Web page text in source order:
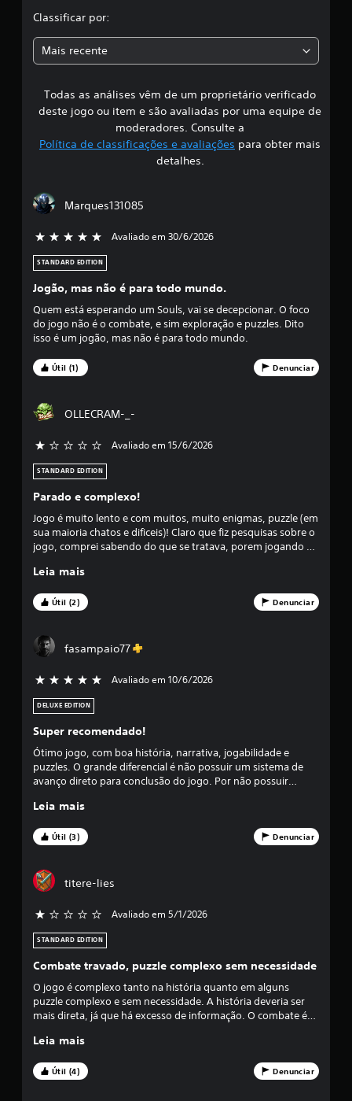
a
s
s
ã
o
m
f
o
d
s
r
e
m
m
Classificar por:
Mais recente
Todas as análises vêm de um proprietário verificado
deste jogo ou item e são avaliadas por uma equipe de
moderadores. Consulte a
Política de classificações e avaliações para obter mais
detalhes.
Marques131085
5 estrelas de 5 Avaliado em 30/6/2026
STANDARD EDITION
Jogão, mas não é para todo mundo.
Quem está esperando um Souls, vai se decepcionar. O foco
do jogo não é o combate, e sim exploração e puzzles. Dito
isso é um jogão, mas não é para todo mundo.
Útil (1) Denunciar
OLLECRAM-_-
Avaliado em 15/6/2026
STANDARD EDITION
Parado e complexo!
Jogo é muito lento e com muitos, muito enigmas, puzzle (em
sua maioria chatos e dificeis)! Claro que fiz pesquisas sobre o
jogo, comprei sabendo do que se tratava, porem jogando é
zerar.... desinstalei e olhe que ja estava beeem adiantado na
estressar!
Leia mais
Útil (2) Denunciar
fasampaio77
5 estrelas de 5 Avaliado em 10/6/2026
DELUXE EDITION
Super recomendado!
Ótimo jogo, com boa história, narrativa, jogabilidade e
puzzles. O grande diferencial é não possuir um sistema de
avanço direto para conclusão do jogo. Por não possuir
história, o que deixa o jogo mais imersivo. Ou seja, é
narrativa do game. Não foi feito para pessoas preguiçosas,
informações e não gosta de se aventurar, não é um jogo
para você. Jogadores fracos vão ficar de mimimi dizendo que
deveria ter opção de mapa e que os puzzles são complexos.
Quer moleza vai sentar na gelatina.
Leia mais
Útil (3) Denunciar
titere-lies
Avaliado em 5/1/2026
STANDARD EDITION
Combate travado, puzzle complexo sem necessidade
O jogo é complexo tanto na história quanto em alguns
puzzle complexo e sem necessidade. A história deveria ser
mais direta, já que há excesso de informação. O combate é
poderia ser opcional e não obrigatório. O jogo poderia ser
Leia mais
Útil (4) Denunciar